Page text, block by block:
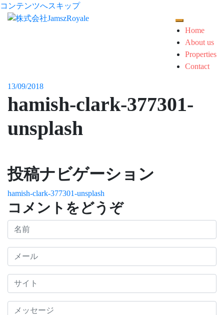
コンテンツへスキップ
モバイル
Home
About us
Properties
Contact
13/09/2018
hamish-clark-377301-
unsplash
投稿ナビゲーション
hamish-clark-377301-unsplash
コメントをどうぞ